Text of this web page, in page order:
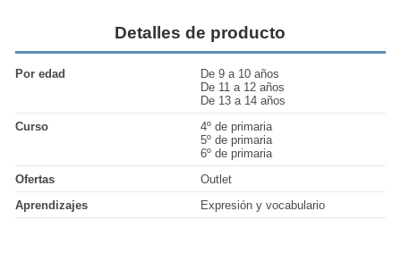
Detalles de producto
Por edad
De 9 a 10 años
De 11 a 12 años
De 13 a 14 años
Curso
4º de primaria
5º de primaria
6º de primaria
Ofertas
Outlet
Aprendizajes
Expresión y vocabulario